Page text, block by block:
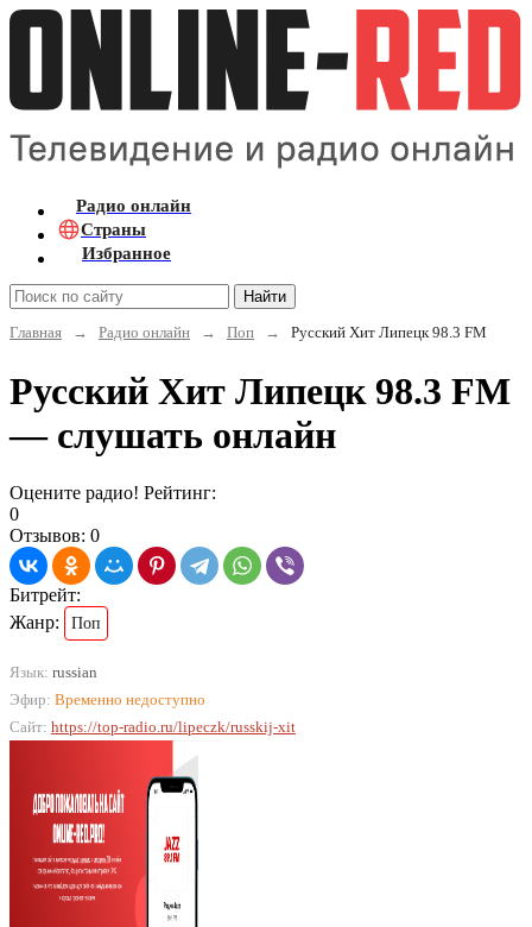
Радио онлайн
Страны
Избранное
Найти
Главная
→ Радио онлайн → Поп → Русский Хит Липецк 98.3 FM
Русский Хит Липецк 98.3 FM
— слушать онлайн
Оцените радио! Рейтинг:
0
Отзывов: 0
Битрейт:
Жанр:
Поп
Язык: russian
Эфир: Временно недоступно
Сайт: https://top-radio.ru/lipeczk/russkij-xit